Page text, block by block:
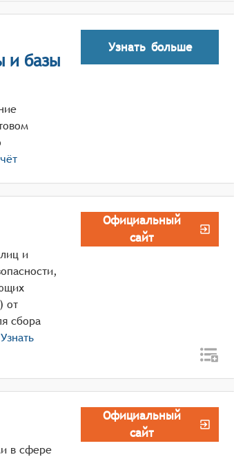
и базы
Узнать больше
и
от
сбора
Узнать
Официальный
сайт
в сфере
Официальный
сайт